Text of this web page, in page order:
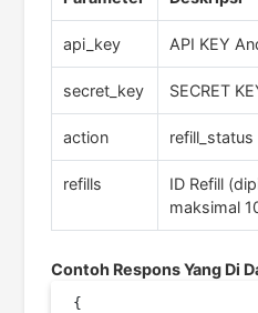
api_key API KEY
secret_key SECRET
action refill_status
refills
ID Refill
maksimal
Contoh Respons Yang Di
{